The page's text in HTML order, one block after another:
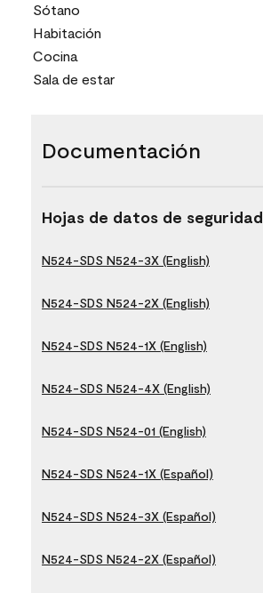
Sótano
Habitación
Cocina
Sala de estar
Documentación
Hojas de datos de seguridad
N524-SDS N524-3X (English)
N524-SDS N524-2X (English)
N524-SDS N524-1X (English)
N524-SDS N524-4X (English)
N524-SDS N524-01 (English)
N524-SDS N524-1X (Español)
N524-SDS N524-3X (Español)
N524-SDS N524-2X (Español)